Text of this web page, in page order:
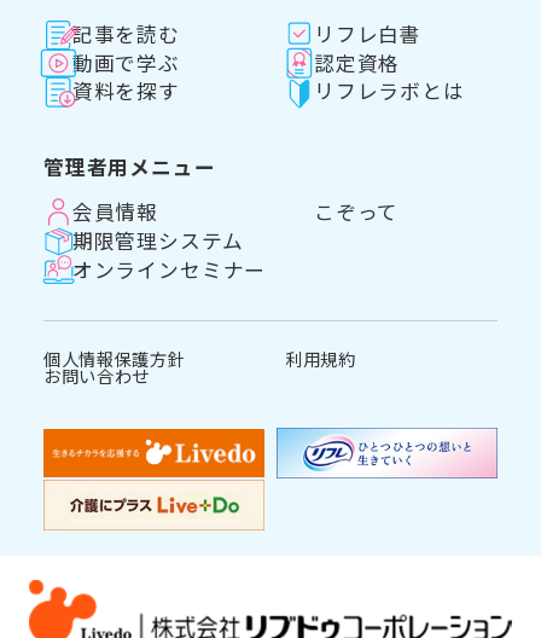
記事を読む
動画で学ぶ
資料を探す
リフレ白書
認定資格
リフレラボとは
管理者用メニュー
会員情報
期限管理システム
オンラインセミナー
こぞって
個人情報保護方針 利用規約
お問い合わせ